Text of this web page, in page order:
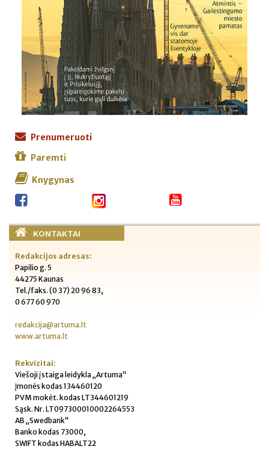
Prenumeruoti
Paremti
Knygynas
KONTAKTAI
Redakcijos adresas:
Papilio g. 5
44275 Kaunas
Tel./faks. (0 37) 20 96 83,
0 677 60 970
redakcija@artuma.lt
www.artuma.lt
Rekvizitai:
Viešoji įstaiga leidykla „Artuma“
Įmonės kodas 134460120
PVM mokėt. kodas LT344601219
Sąsk. Nr. LT097300010002264553
AB „Swedbank“
Banko kodas 73000,
SWIFT kodas HABALT22